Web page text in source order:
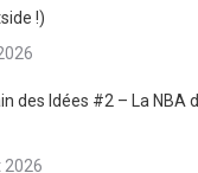
!)
des Idées #2 – La NBA
2026